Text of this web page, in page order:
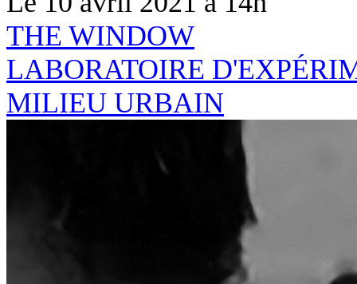
THE WINDOW
LABORATOIRE
MILIEU URBAIN